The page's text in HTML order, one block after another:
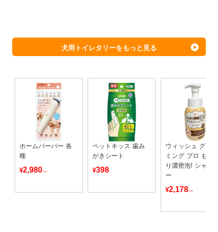
犬用トイレタリーをもっと見る
ホームバーバー 各
種
¥2,980～
ペットキッス 歯み
がきシート
¥398
ウィッシュ グルー
ミング プロ もっ
り濃密泡! シャン
ー
¥2,178～